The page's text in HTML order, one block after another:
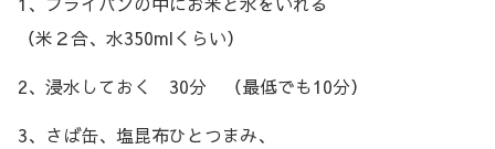
（米２合、水350mlくらい）
2、浸水しておく 30分 （最低でも10分）
3、さば缶、塩昆布ひとつまみ、